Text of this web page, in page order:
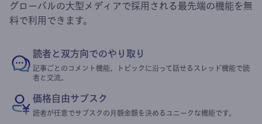
グローバルの大型メディアで採用される最先端の機能を無
料で利用できます。
読者と双方向でのやり取り
記事ごとのコメント機能、トピックに沿って話せるスレッド機能で読
者と交流。
価格自由サブスク
読者が任意でサブスクの月額金額を決めるユニークな機能です。